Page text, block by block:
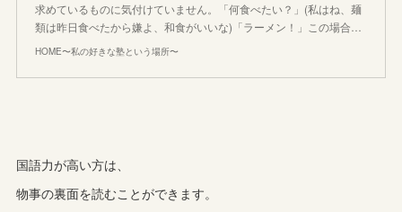
求めているものに気付けていません。「何食べたい？」(私はね、麺
類は昨日食べたから嫌よ、和食がいいな)「ラーメン！」この場合…
HOME〜私の好きな塾という場所〜
国語力が高い方は、
物事の裏面を読むことができます。